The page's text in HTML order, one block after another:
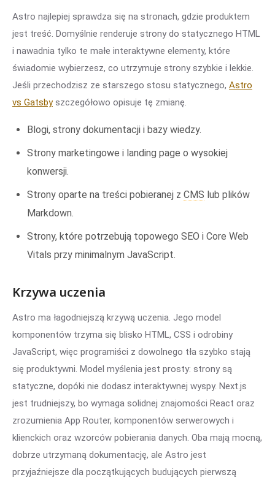
Astro najlepiej sprawdza się na stronach, gdzie produktem
jest treść. Domyślnie renderuje strony do statycznego HTML
i nawadnia tylko te małe interaktywne elementy, które
świadomie wybierzesz, co utrzymuje strony szybkie i lekkie.
Jeśli przechodzisz ze starszego stosu statycznego, Astro
vs Gatsbyszczegółowo opisuje tę zmianę.
Blogi, strony dokumentacji i bazy wiedzy.
Strony marketingowe i landing page o wysokiej
konwersji.
Strony oparte na treści pobieranej z CMS lub plików
Markdown.
Strony, które potrzebują topowego SEO i Core Web
Vitals przy minimalnym JavaScript.
Krzywa uczenia
Astro ma łagodniejszą krzywą uczenia. Jego model
komponentów trzyma się blisko HTML, CSS i odrobiny
JavaScript, więc programiści z dowolnego tła szybko stają
się produktywni. Model myślenia jest prosty: strony są
statyczne, dopóki nie dodasz interaktywnej wyspy. Next.js
jest trudniejszy, bo wymaga solidnej znajomości React oraz
zrozumienia App Router, komponentów serwerowych i
klienckich oraz wzorców pobierania danych. Oba mają mocną,
dobrze utrzymaną dokumentację, ale Astro jest
przyjaźniejsze dla początkujących budujących pierwszą